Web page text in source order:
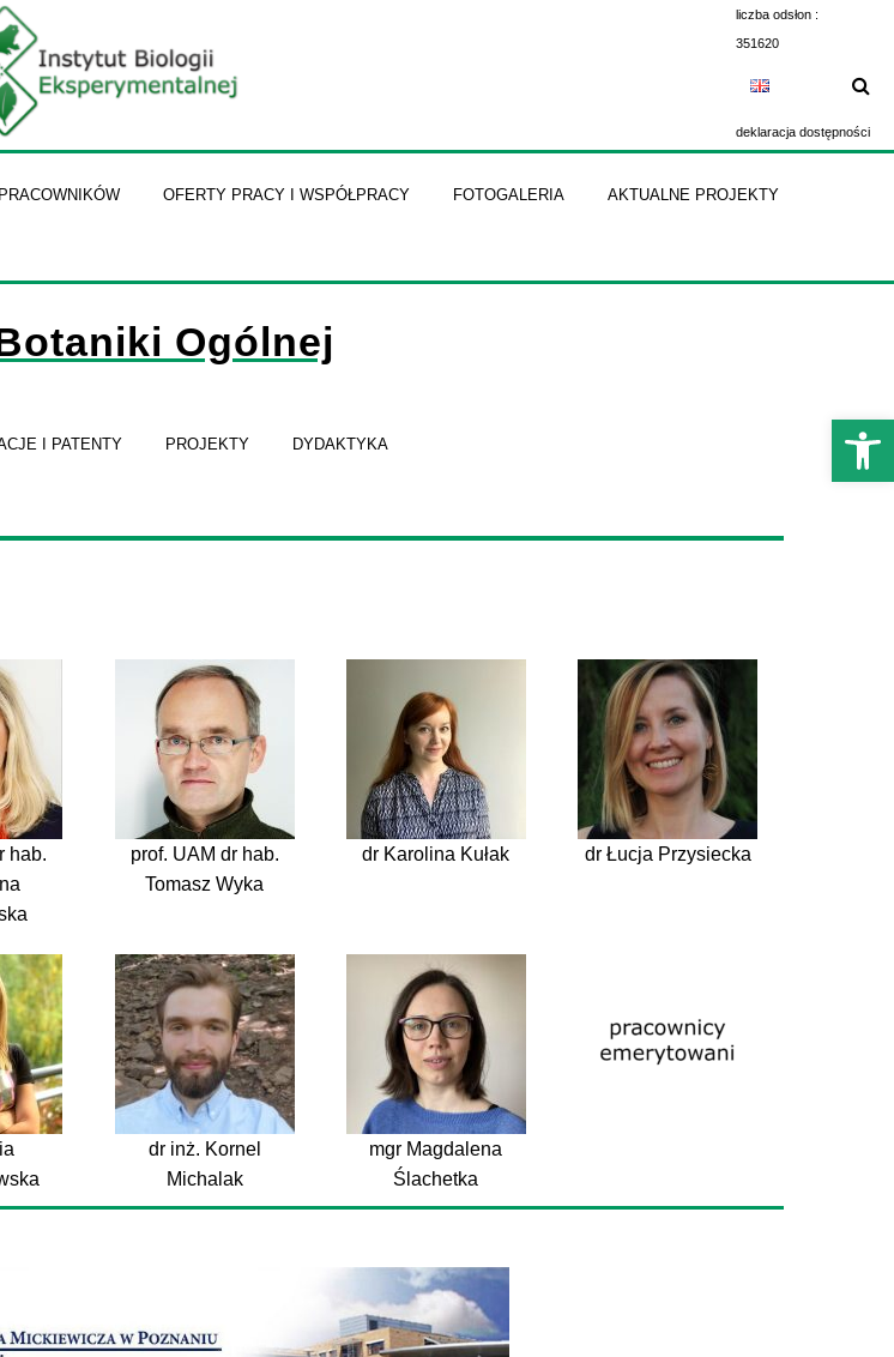
liczba odsłon :
351620
deklaracja dostępności
OFERTY PRACY I WSPÓŁPRACY FOTOGALERIA AKTUALNE PROJEKTY
Ogólnej
I PATENTY PROJEKTY DYDAKTYKA
hab.
prof. UAM dr hab.
Tomasz Wyka
dr Karolina Kułak dr Łucja Przysiecka
dr inż. Kornel
Michalak
mgr Magdalena
Ślachetka